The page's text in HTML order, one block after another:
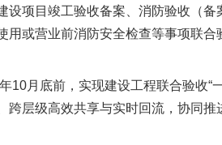
项目竣工验收备案、消防验收（备
用或营业前消防安全检查等事项联
月底前，实现建设工程联合验收“一
跨层级高效共享与实时回流，协同